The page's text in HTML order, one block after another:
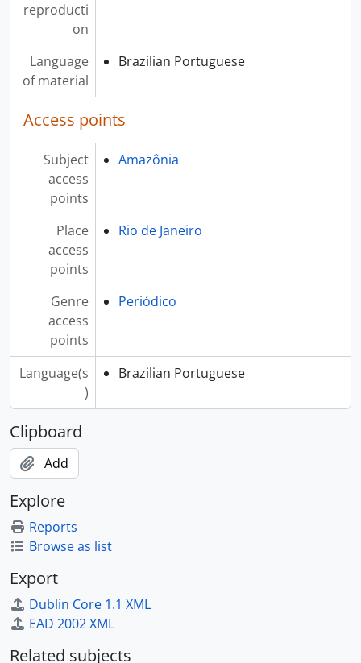
reproducti
on
Language
of material
Brazilian Portuguese
Access points
Subject
access
points
Amazônia
Place
access
points
Rio de Janeiro
Genre
access
points
Periódico
Language(s
)
Brazilian Portuguese
Clipboard
Add
Explore
Reports
Browse as list
Export
Dublin Core 1.1 XML
EAD 2002 XML
Related subjects